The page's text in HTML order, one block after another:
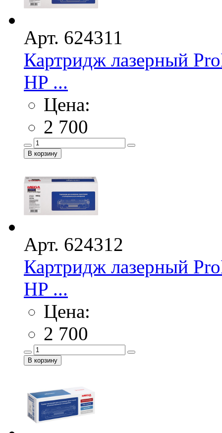
Арт. 624311
Картридж лазерный
HP ...
Цена:
2 700
Арт. 624312
Картридж лазерный
HP ...
Цена:
2 700